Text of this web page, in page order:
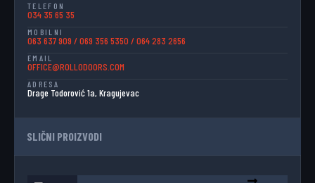
TELEFON
034 35 65 35
MOBILNI
063 637 909 /069 356 5350 /064 283 2656
EMAIL
OFFICE@ROLLODOORS.COM
ADRESA
Drage Todorović 1a, Kragujevac
SLIČNI PROIZVODI